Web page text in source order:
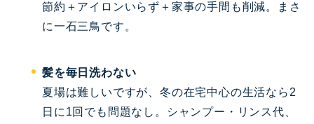
節約＋アイロンいらず＋家事の手間も削減。まさ
に一石三鳥です。
髪を毎日洗わない
夏場は難しいですが、冬の在宅中心の生活なら2
日に1回でも問題なし。シャンプー・リンス代、